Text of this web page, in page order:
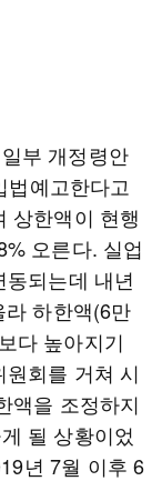
부 개정령안
예고한다고
상한액이 현행
오른다. 실업
되는데 내년
하한액(6만
다 높아지기
회를 거쳐 시
액을 조정하지
될 상황이었
년 7월 이후 6